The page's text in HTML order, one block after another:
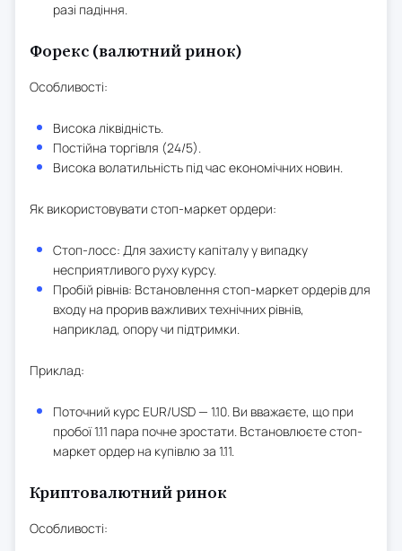
разі падіння.
Форекс (валютний ринок)
Особливості:
Висока ліквідність.
Постійна торгівля (24/5).
Висока волатильність під час економічних новин.
Як використовувати стоп-маркет ордери:
Стоп-лосс: Для захисту капіталу у випадку
несприятливого руху курсу.
Пробій рівнів: Встановлення стоп-маркет ордерів для
входу на прорив важливих технічних рівнів,
наприклад, опору чи підтримки.
Приклад:
Поточний курс EUR/USD — 1.10. Ви вважаєте, що при
пробої 1.11 пара почне зростати. Встановлюєте стоп-
маркет ордер на купівлю за 1.11.
Криптовалютний ринок
Особливості: